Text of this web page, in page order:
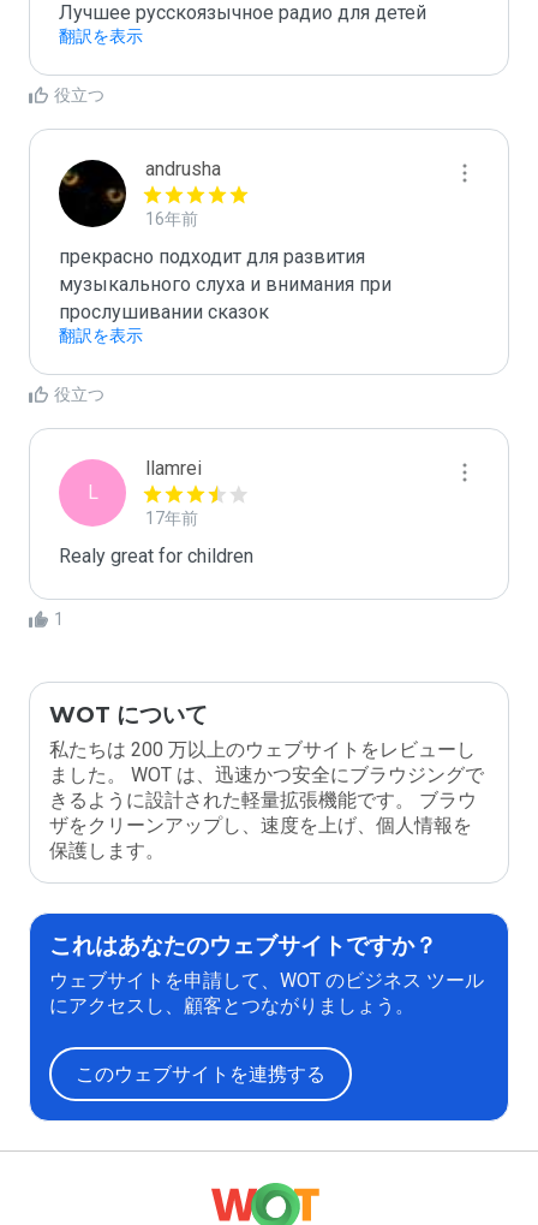
Лучшее русскоязычное радио для детей
翻訳を表示
役立つ
andrusha
16年前
прекрасно подходит для развития
музыкального слуха и внимания при
прослушивании сказок
翻訳を表示
役立つ
L
llamrei
17年前
Realy great for children
1
WOT について
私たちは 200 万以上のウェブサイトをレビューし
ました。 WOT は、迅速かつ安全にブラウジングで
きるように設計された軽量拡張機能です。 ブラウ
ザをクリーンアップし、速度を上げ、個人情報を
保護します。
これはあなたのウェブサイトですか？
ウェブサイトを申請して、WOT のビジネス ツール
にアクセスし、顧客とつながりましょう。
このウェブサイトを連携する